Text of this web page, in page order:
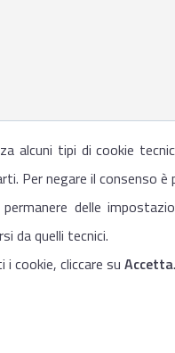
alcuni tipi di cookie
Per negare il consenso è
delle
da quelli tecnici.
cookie, cliccare su Accetta